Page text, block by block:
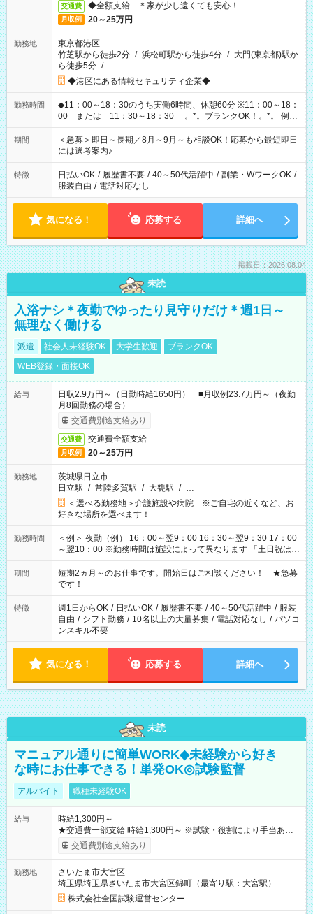
交通費 ◆全額支給 ＊家が少し遠くても安心！
月収例 20～25万円
勤務地
東京都港区
竹芝駅から徒歩2分 / 浜松町駅から徒歩4分 / 大門(東京都)駅か
ら徒歩5分 / …
◆港区にある情報セキュリティ企業◆
勤務時間
◆11：00～18：30のうち実働6時間、休憩60分 ※11：00～18：
00 または 11：30～18：30 。*。ブランクOK！。*。 例え
ば前職が、 在宅/財団法人/事務/コールセンター/受付/販売/カフェ
スタッフ スイーツ販売/ホテルフロント/化粧品販売/など 様々な
業界から入社して活躍されています♪
期間
＜急募＞即日～長期／8月～9月～も相談OK！応募から最短即日
には選考案内♪
特徴 日払いOK / 履歴書不要 / 40～50代活躍中 / 副業・WワークOK /
服装自由 / 電話対応なし
気になる！ 応募する 詳細へ
掲載日：2026.08.04
未読
入浴ナシ＊夜勤でゆったり見守りだけ＊週1日～
無理なく働ける
派遣 社会人未経験OK 大学生歓迎
ブランクOK
WEB登録・面接OK
給与
日収2.9万円～（日勤時給1650円） ■月収例23.7万円～（夜勤
月8回勤務の場合）
交通費別途支給あり
交通費 交通費全額支給
月収例 20～25万円
勤務地
茨城県日立市
日立駅 / 常陸多賀駅 / 大甕駅 / …
＜選べる勤務地＞介護施設や病院 ※ご自宅の近くなど、お
好きな場所を選べます！
勤務時間
＜例＞ 夜勤（例） 16：00～翌9：00 16：30～翌9：30 17：00
～翌10：00 ※勤務時間は施設によって異なります 「土日祝は休
みたい」 「しっかり稼ぎたい」 「もう少し遅い時間から始めた
い」など ご希望にあったお仕事をご案内いたします。 ※未経験
の方の場合は1～2ヶ月間は日中での仕事を経験いただき、 お
仕事に慣れてからの夜勤になります。 ★家庭の都合でお休みが
必要な場合も遠慮なくご相談ください。
期間
短期2ヵ月～のお仕事です。開始日はご相談ください！ ★急募
です！
特徴 週1日からOK / 日払いOK / 履歴書不要 / 40～50代活躍中 / 服装
自由 / シフト勤務 / 10名以上の大量募集 / 電話対応なし / パソコ
ンスキル不要
気になる！ 応募する 詳細へ
未読
マニュアル通りに簡単WORK◆未経験から好き
な時にお仕事できる！単発OK◎試験監督
アルバイト 職種未経験OK
給与
時給1,300円～
★交通費一部支給 時給1,300円～ ※試験・役割により手当あり
※勤務回数により昇給あり 【即給（前払い）オプションあ
り！】 希望される場合、勤務から1週間ほどで給与の一部を受け
例】 ・河合塾模擬試験 8:30～17:30（休憩1時間） 時給1,300円
×8時間＝日収10,400円＋交通費 ※当日の役割により時給＋100
円の場合あり ・国家試験 7:00～13:30（休憩なし） 時給1,300
円（役割手当＋100円）×6時間＝日収8,400円＋交通費 【試用期
交通費別途支給あり
勤務地
さいたま市大宮区
埼玉県埼玉県さいたま市大宮区錦町（最寄り駅：大宮駅）
株式会社全国試験運営センター